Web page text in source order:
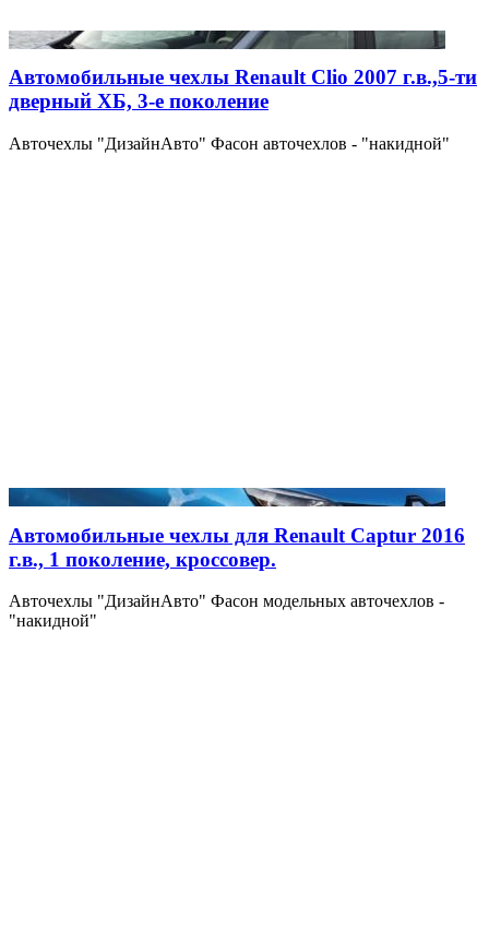
Автомобильные чехлы Renault Clio 2007 г.в.,5-ти
дверный ХБ, 3-е поколение
Авточехлы "ДизайнАвто" Фасон авточехлов - "накидной"
Автомобильные чехлы для Renault Captur 2016
г.в., 1 поколение, кроссовер.
Авточехлы "ДизайнАвто" Фасон модельных авточехлов -
"накидной"